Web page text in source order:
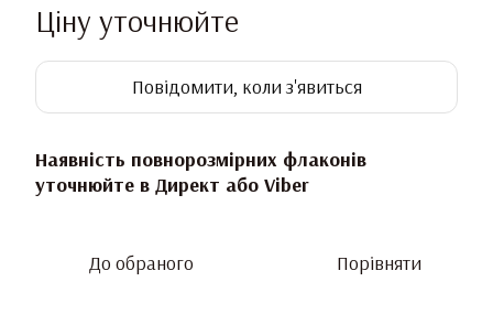
Ціну уточнюйте
Повідомити, коли з'явиться
Наявність повнорозмірних флаконів
уточнюйте в Директ або Viber
До обраного Порівняти